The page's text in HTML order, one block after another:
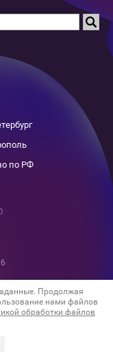
по РФ
Продолжая
нами файлов
обработки файлов